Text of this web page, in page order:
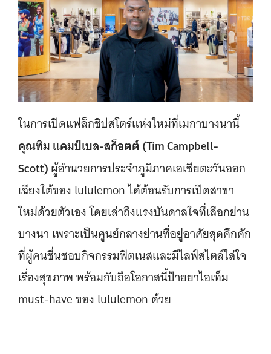
ในการเปิดแฟล็กชิปสโตร์แห่งใหม่ที่เมกาบางนานี้
คุณทิม แคมป์เบล-สก็อตต์ (Tim Campbell-
Scott)ผู้อำนวยการประจำภูมิภาคเอเชียตะวันออก
เฉียงใต้ของ lululemon ได้ต้อนรับการเปิดสาขา
ใหม่ด้วยตัวเอง โดยเล่าถึงแรงบันดาลใจที่เลือกย่าน
บางนา เพราะเป็นศูนย์กลางย่านที่อยู่อาศัยสุดคึกคัก
ที่ผู้คนชื่นชอบกิจกรรมฟิตเนสและมีไลฟ์สไตล์ใส่ใจ
เรื่องสุขภาพ พร้อมกับถือโอกาสนี้ป้ายยาไอเท็ม
must-have ของ lululemon ด้วย